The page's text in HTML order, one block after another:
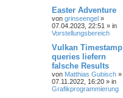
Easter Adventure
von grinseengel »
07.04.2023, 22:51 » in
Vorstellungsbereich
Vulkan Timestamp
queries liefern
falsche Results
von Matthias Gubisch »
07.11.2022, 16:20 » in
Grafikprogrammierung